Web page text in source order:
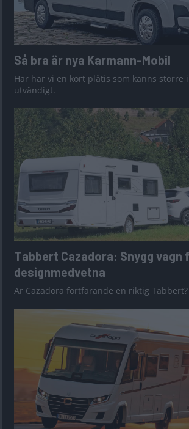
Så bra är nya Karmann-Mobil
Här har vi en kort plåtis som känns större
utvändigt.
Tabbert Cazadora: Snygg vagn
designmedvetna
Är Cazadora fortfarande en riktig Tabbert?